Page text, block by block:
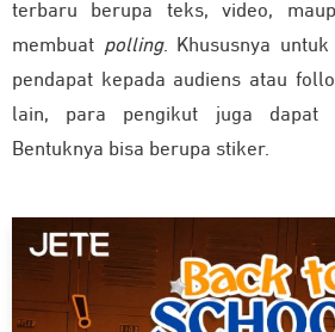
terbaru berupa teks, video,
membuat polling. Khususnya
pendapat kepada audiens atau
lain, para pengikut juga dapat
Bentuknya bisa berupa stiker.